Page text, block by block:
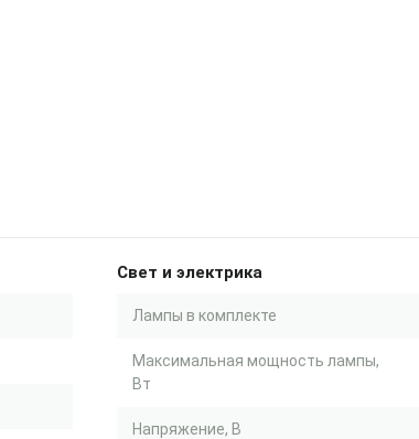
Свет и электрика
Лампы в комплекте
Максимальная мощность лампы,
Вт
Напряжение, В